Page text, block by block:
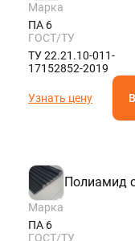
Марка
ПА 6
ГОСТ/ТУ
ТУ 22.21.10-011-
17152852-2019
Узнать цену
Полиамид
Марка
ПА 6
ГОСТ/ТУ